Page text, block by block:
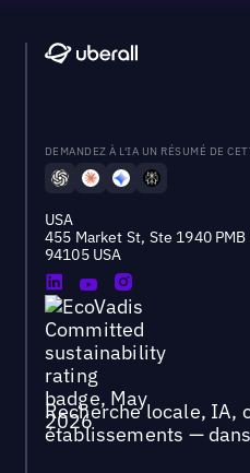
DEMANDEZ À L'IA UN RÉSUMÉ DE
USA
455 Market St, Ste 1940
94105 USA
Recherche locale, IA,
établissements —